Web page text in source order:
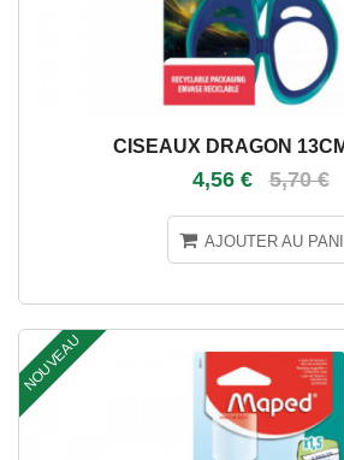
CISEAUX DRAGON
4,56 € 5,70 €
AJOUTER AU
NOUVEAU